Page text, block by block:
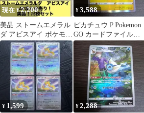
現在 ¥2,200
美品 ストームエメラル
ダ アビスアイ ポケモン
カード AR まとめ売り
15枚
¥3,588
ピカチュウ P Pokemon
GO カードファイルセ
ット キラ 272/S-P
¥ 1,599 ¥2,288